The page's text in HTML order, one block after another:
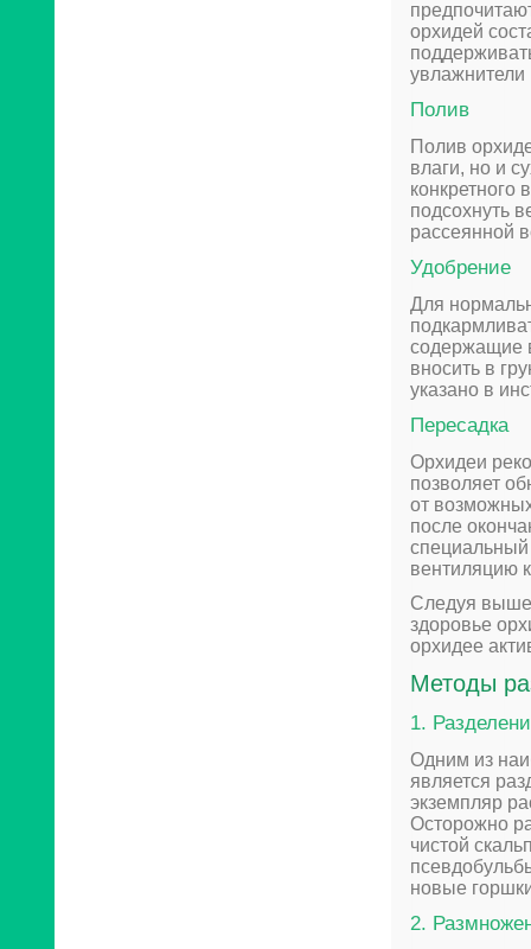
орхидей
увлажнители
Полив
Полив
влаги, но и
подсохнуть
рассеянной
Удобрение
Для
содержащие
вносить в
указано в
Пересадка
Орхидеи
позволяет
от
после
специальный
вентиляцию
Следуя
здоровье
орхидее
Методы
1.
Одним из
является
экземпляр
Осторожно
чистой
новые
2.